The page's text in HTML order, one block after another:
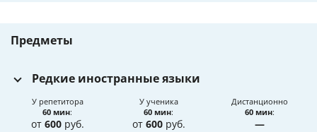
Предметы
Редкие иностранные языки
У репетитора
60 мин:
от 600руб.
У ученика
60 мин:
от 600руб.
Дистанционно
60 мин:
—